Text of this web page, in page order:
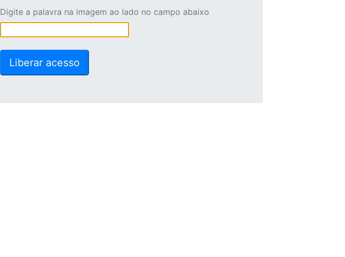
Digite a palavra na imagem ao lado no campo abaixo